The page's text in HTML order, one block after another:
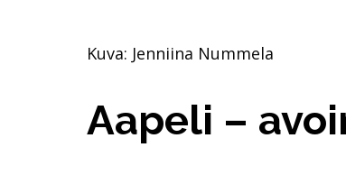
Kuva: Jenniina Nummela
Aapeli –